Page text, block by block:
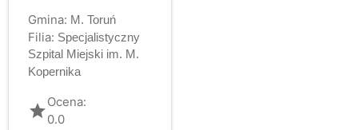
Gmina: M. Toruń
Filia: Specjalistyczny
Szpital Miejski im. M.
Kopernika
gradeOcena:
0.0